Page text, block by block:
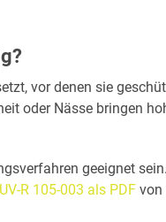
vor denen sie
oder Nässe bringen
geeignet sein.
R 105-003 als PDF von